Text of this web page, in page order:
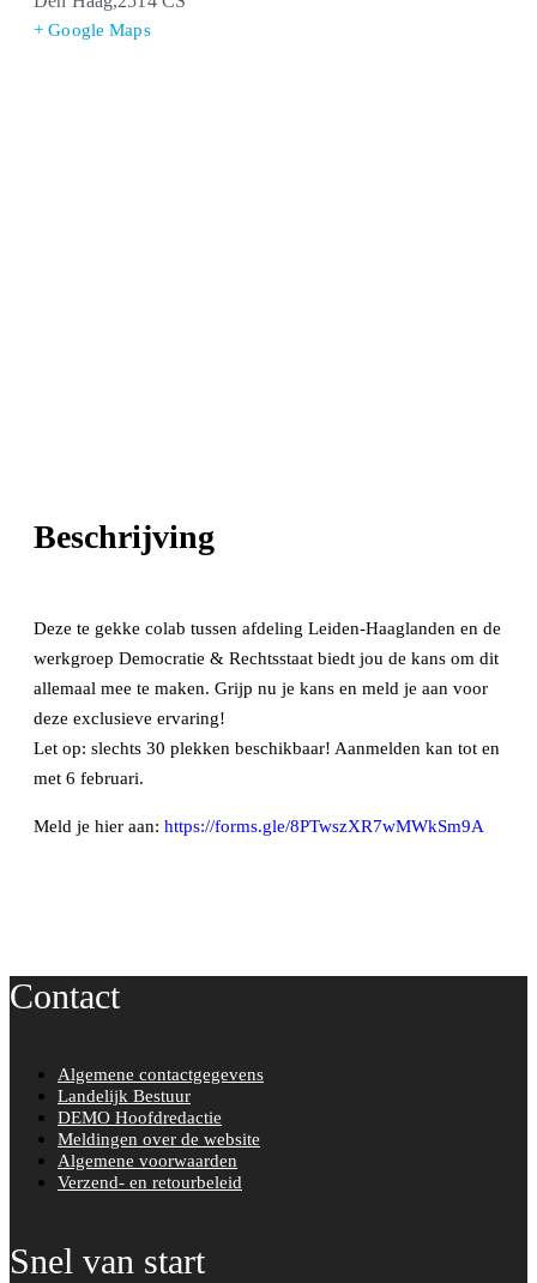
+ Google Maps
Beschrijving
Deze te gekke colab tussen afdeling Leiden-Haaglanden en de
werkgroep Democratie & Rechtsstaat biedt jou de kans om dit
allemaal mee te maken. Grijp nu je kans en meld je aan voor
deze exclusieve ervaring!
Let op: slechts 30 plekken beschikbaar! Aanmelden kan tot en
met 6 februari.
Meld je hier aan: https://forms.gle/8PTwszXR7wMWkSm9A
Contact
Algemene contactgegevens
Landelijk Bestuur
DEMO Hoofdredactie
Meldingen over de website
Algemene voorwaarden
Verzend- en retourbeleid
Snel van start